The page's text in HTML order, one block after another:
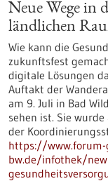
Neue Wege in
ländlichen
Wie kann die
zukunftsfest
digitale Lösungen
Auftakt der
am 9. Juli in Bad
sehen ist. Sie
der
https://
bw.de/infothek/